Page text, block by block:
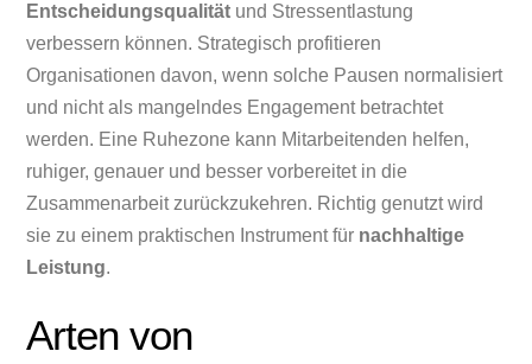
Entscheidungsqualität und Stressentlastung
verbessern können. Strategisch profitieren
Organisationen davon, wenn solche Pausen normalisiert
und nicht als mangelndes Engagement betrachtet
werden. Eine Ruhezone kann Mitarbeitenden helfen,
ruhiger, genauer und besser vorbereitet in die
Zusammenarbeit zurückzukehren. Richtig genutzt wird
sie zu einem praktischen Instrument für nachhaltige
Leistung.
Arten von